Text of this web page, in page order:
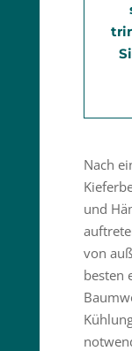
Nach
und
von
besten